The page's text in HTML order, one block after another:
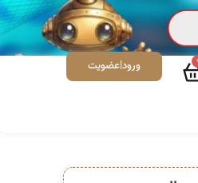
ورود|عضویت